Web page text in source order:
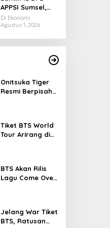
APPSI Sumsel,
Don Muzakir
Minta Pengurus
Di Ekonomi
Agustus 1, 2026
Onitsuka Tiger
Resmi Berpisah
Tiket BTS World
Tour Arirang di
BTS Akan Rilis
Lagu Come Over
Jelang War Tiket
BTS, Ratusan